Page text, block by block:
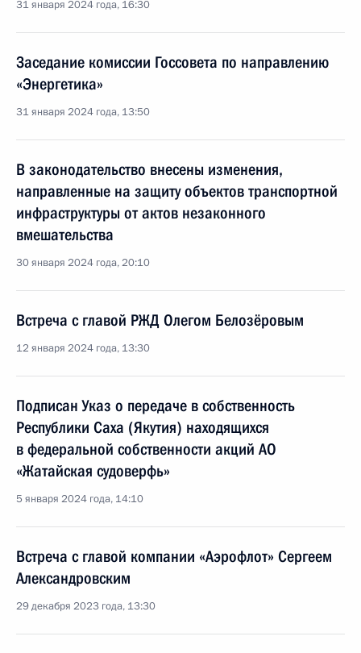
31 января 2024 года, 16:30
Заседание комиссии Госсовета по направлению
«Энергетика»
31 января 2024 года, 13:50
В законодательство внесены изменения,
направленные на защиту объектов транспортной
инфраструктуры от актов незаконного
вмешательства
30 января 2024 года, 20:10
Встреча с главой РЖД Олегом Белозёровым
12 января 2024 года, 13:30
Подписан Указ о передаче в собственность
Республики Саха (Якутия) находящихся
в федеральной собственности акций АО
«Жатайская судоверфь»
5 января 2024 года, 14:10
Встреча с главой компании «Аэрофлот» Сергеем
Александровским
29 декабря 2023 года, 13:30